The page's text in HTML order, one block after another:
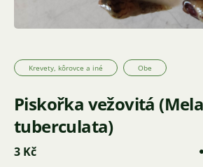
Krevety, kôrovce a iné Obe
Piskořka vežovitá
tuberculata)
3 Kč